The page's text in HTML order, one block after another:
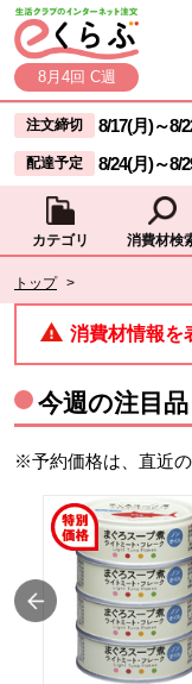
ページの先頭です。
本文へジャンプする。
8月4回 C週
ここからサイト内共通
サイト内共通メニュー
注文締切 8/17(月)～8/
配達予定 8/24(月)～8/
カテゴリ 消費材検
トップ >
現在位置ここまで
消費材情報を
今週の注目品
※予約価格は、直近の